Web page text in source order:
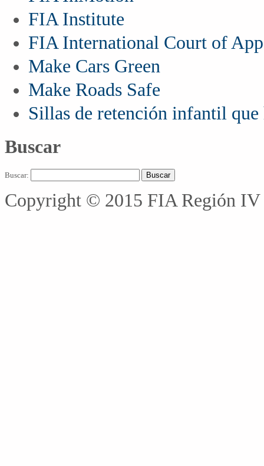
FIA Institute
FIA International Court of
Make Cars Green
Make Roads Safe
Sillas de retención infantil que
Buscar
Buscar:
Copyright © 2015 FIA Región